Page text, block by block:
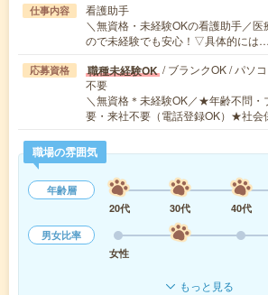
仕事内容
看護助手
＼無資格・未経験OKの看護助手／
ので未経験でも安心！▽具体的には
応募資格 職種未経験OK / ブランクOK / パソ
不要
＼無資格＊未経験OK／★年齢不問
要・来社不要（電話登録OK）★社
職場の雰囲気
年齢層
20代
30代 40代
男女比率
女性
もっと見る